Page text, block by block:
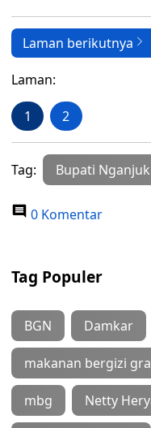
Laman berikutnya
Laman:
1 2
Tag: Bupati Nganjuk
0 Komentar
Tag Populer
BGN Damkar
makanan bergizi
mbg Netty